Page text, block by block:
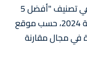
احتلت مدينة الصويرة المرتبة الأولى في تصنيف "أفضل 5
مدن ساحلية جميلة في المغرب" لسنة 2024، حسب موقع
في مجال مقارنة